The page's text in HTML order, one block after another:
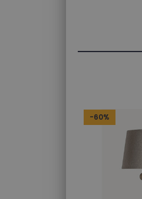
-60%